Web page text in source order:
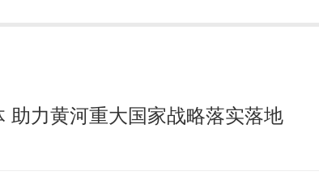
助力黄河重大国家战略落实落地